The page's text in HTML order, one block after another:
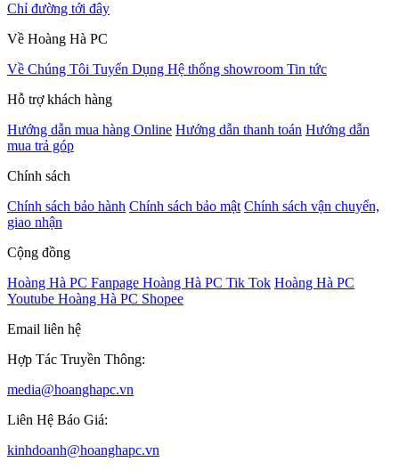
Chỉ đường tới đây
Về Hoàng Hà PC
Về Chúng Tôi Tuyển Dụng Hệ thống showroom Tin tức
Hỗ trợ khách hàng
Hướng dẫn mua hàng Online Hướng dẫn thanh toán Hướng dẫn
mua trả góp
Chính sách
Chính sách bảo hành Chính sách bảo mật Chính sách vận chuyển,
giao nhận
Cộng đồng
Hoàng Hà PC Fanpage Hoàng Hà PC Tik Tok Hoàng Hà PC
Youtube Hoàng Hà PC Shopee
Email liên hệ
Hợp Tác Truyền Thông:
media@hoanghapc.vn
Liên Hệ Báo Giá:
kinhdoanh@hoanghapc.vn